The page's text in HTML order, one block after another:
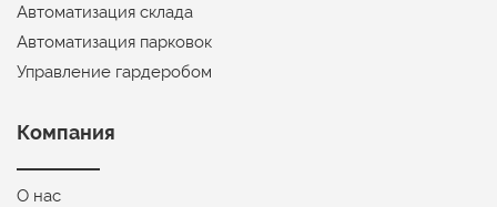
Автоматизация склада
Автоматизация парковок
Управление гардеробом
Компания
О нас